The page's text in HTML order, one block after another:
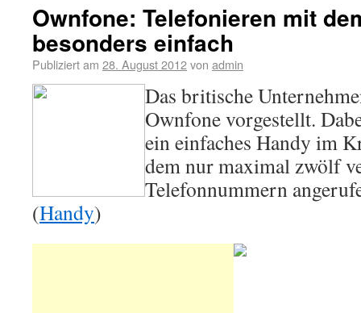
Ownfone: Telefonieren mit
besonders einfach
Publiziert am 28. August 2012von admin
Das britische
Ownfone vorgestellt.
ein einfaches Handy im
dem nur maximal zwölf
Telefonnummern
(Handy)